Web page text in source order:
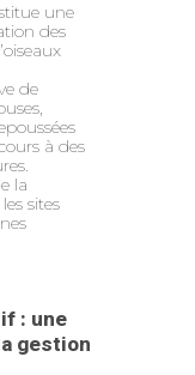
une
des
de
à des
la
sites
: une
gestion